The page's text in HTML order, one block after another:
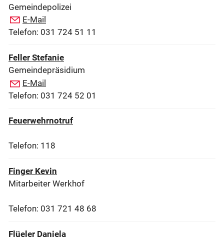
Gemeindepolizei
E-Mail
Telefon: 031 724 51 11
Feller Stefanie
Gemeindepräsidium
E-Mail
Telefon: 031 724 52 01
Feuerwehrnotruf
Telefon: 118
Finger Kevin
Mitarbeiter Werkhof
Telefon: 031 721 48 68
Flüeler Daniela